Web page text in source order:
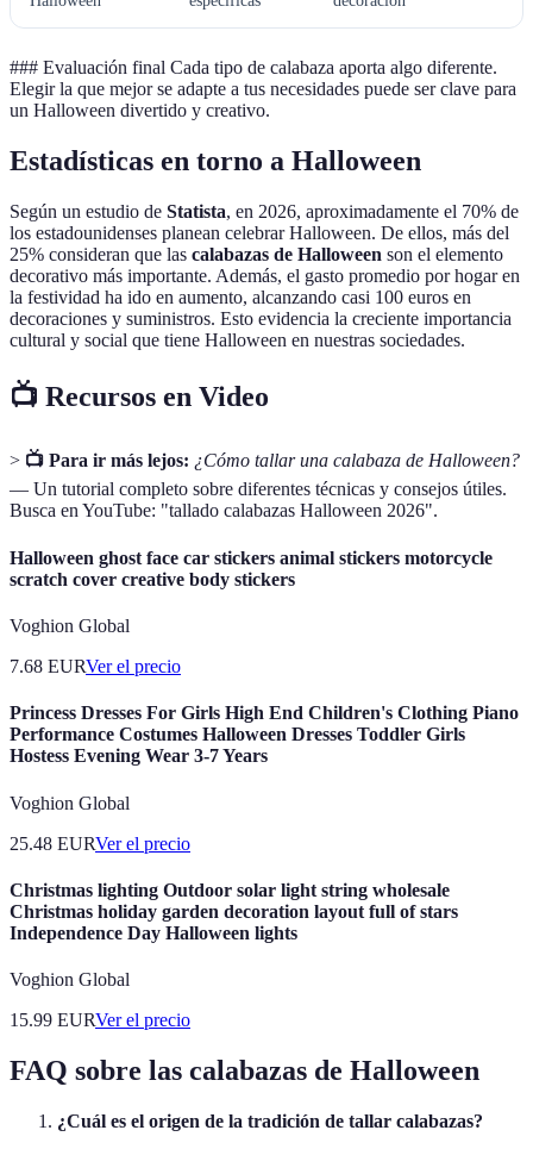
### Evaluación final Cada tipo de calabaza aporta algo diferente.
Elegir la que mejor se adapte a tus necesidades puede ser clave para
un Halloween divertido y creativo.
Estadísticas en torno a Halloween
Según un estudio de Statista, en 2026, aproximadamente el 70% de
los estadounidenses planean celebrar Halloween. De ellos, más del
25% consideran que las calabazas de Halloween son el elemento
decorativo más importante. Además, el gasto promedio por hogar en
la festividad ha ido en aumento, alcanzando casi 100 euros en
decoraciones y suministros. Esto evidencia la creciente importancia
cultural y social que tiene Halloween en nuestras sociedades.
📺 Recursos en Video
> 📺 Para ir más lejos: ¿Cómo tallar una calabaza de Halloween?
— Un tutorial completo sobre diferentes técnicas y consejos útiles.
Busca en YouTube: "tallado calabazas Halloween 2026".
Halloween ghost face car stickers animal stickers motorcycle
scratch cover creative body stickers
Voghion Global
7.68 EURVer el precio
Princess Dresses For Girls High End Children's Clothing Piano
Performance Costumes Halloween Dresses Toddler Girls
Hostess Evening Wear 3-7 Years
Voghion Global
25.48 EURVer el precio
Christmas lighting Outdoor solar light string wholesale
Christmas holiday garden decoration layout full of stars
Independence Day Halloween lights
Voghion Global
15.99 EURVer el precio
FAQ sobre las calabazas de Halloween
¿Cuál es el origen de la tradición de tallar calabazas?